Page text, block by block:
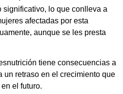
significativo, lo que conlleva a
afectadas por esta
aunque se les presta
tiene consecuencias a
un retraso en el crecimiento que
el futuro.